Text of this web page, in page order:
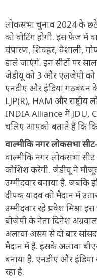
लोकसभा चुनाव 2024 के छठे
को वोटिंग होगी. इस फेज में
चंपारण, शिवहर, वैशाली,
डाले जाएंगे. इन सीटों पर
जेडीयू को 3 और एलजेपी को
एनडीए और इंडिया गठबंधन
LJP(R), HAM और राष्ट्रीय
INDIA Alliance में JDU,
चलिए आपको बताते हैं कि
वाल्मीकि नगर लोकसभा
वाल्मीकि नगर लोकसभा
कोशिश करेगी. जेडीयू ने
उम्मीदवार बनाया है.
दीपक यादव को मैदान में
उम्मीदवार रहे प्रवेश मिश्रा
बीजेपी के नेता दिनेश
अलावा असम से दो बार सांसद
मैदान में हैं. इसके अलावा
बनाया है. एनडीए और
रहा है.